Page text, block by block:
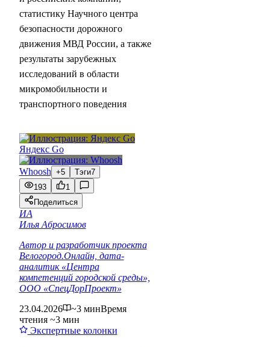
статистику Научного центра
безопасности дорожного
движения МВД России, а также
результаты зарубежных
исследований в области
микромобильности и
транспортного поведения
Яндекс Go
Whoosh +5 Тэги7
193
1
Поделиться
ИА
Илья Абросимов
Автор и разработчик проекта
Велогород.Онлайн, дата-
аналитик «Центра
компетенций городской среды»,
ООО «СпецДорПроект»
23.04.2026
~3 минВремя
чтения ~3 мин
Экспертные колонки